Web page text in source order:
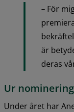
– För
är
deras
Ur
Under året har